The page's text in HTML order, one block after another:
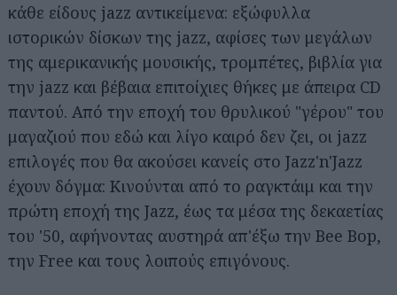
κάθε είδους jazz αντικείμενα: εξώφυλλα
ιστορικών δίσκων της jazz, αφίσες των μεγάλων
της αμερικανικής μουσικής, τρομπέτες, βιβλία για
την jazz και βέβαια επιτοίχιες θήκες με άπειρα CD
παντού. Από την εποχή του θρυλικού "γέρου" του
μαγαζιού που εδώ και λίγο καιρό δεν ζει, οι jazz
επιλογές που θα ακούσει κανείς στο Jazz'n'Jazz
έχουν δόγμα: Κινούνται από το ραγκτάιμ και την
πρώτη εποχή της Jazz, έως τα μέσα της δεκαετίας
του '50, αφήνοντας αυστηρά απ'έξω την Bee Bop,
την Free και τους λοιπούς επιγόνους.